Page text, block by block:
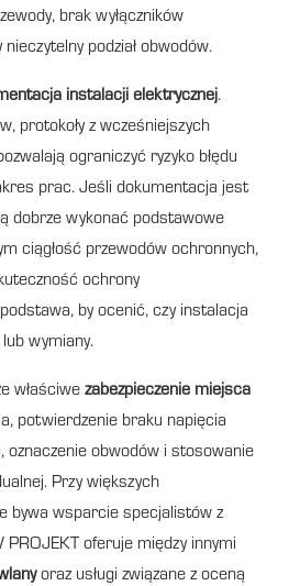
brak wyłączników
podział obwodów.
instalacji elektrycznej.
protokoły z wcześniejszych
ograniczyć ryzyko błędu
prac. Jeśli dokumentacja jest
dobrze wykonać podstawowe
ciągłość przewodów ochronnych,
ochrony
by ocenić, czy instalacja
wymiany.
właściwe zabezpieczenie miejsca
potwierdzenie braku napięcia
oznaczenie obwodów i stosowanie
Przy większych
bywa wsparcie specjalistów z
PROJEKT oferuje między innymi
oraz usługi związane z oceną